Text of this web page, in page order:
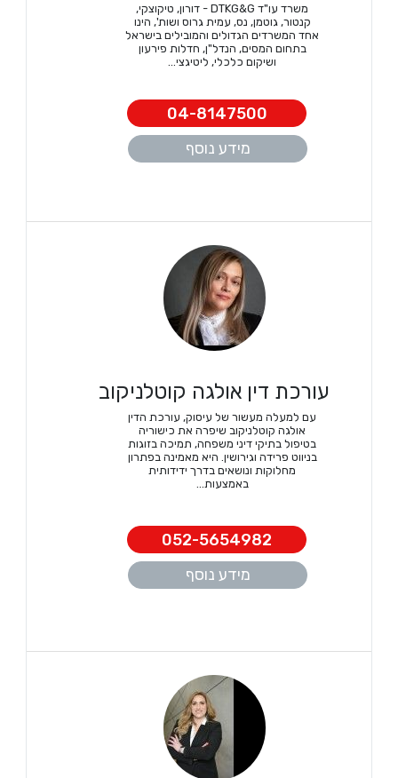
משרד עו"ד DTKG&G - דורון, טיקוצקי,
קנטור, גוטמן, נס, עמית גרוס ושות', הינו
אחד המשרדים הגדולים והמובילים בישראל
בתחום המסים, הנדל"ן, חדלות פירעון
ושיקום כלכלי, ליטיגצי...
04-8147500
מידע נוסף
עורכת דין אולגה קוטלניקוב
עם למעלה מעשור של עיסוק, עורכת הדין
אולגה קוטלניקוב שיפרה את כישוריה
בטיפול בתיקי דיני משפחה, תמיכה בזוגות
בניווט פרידה וגירושין. היא מאמינה בפתרון
מחלוקות ונושאים בדרך ידידותית
באמצעות...
052-5654982
מידע נוסף